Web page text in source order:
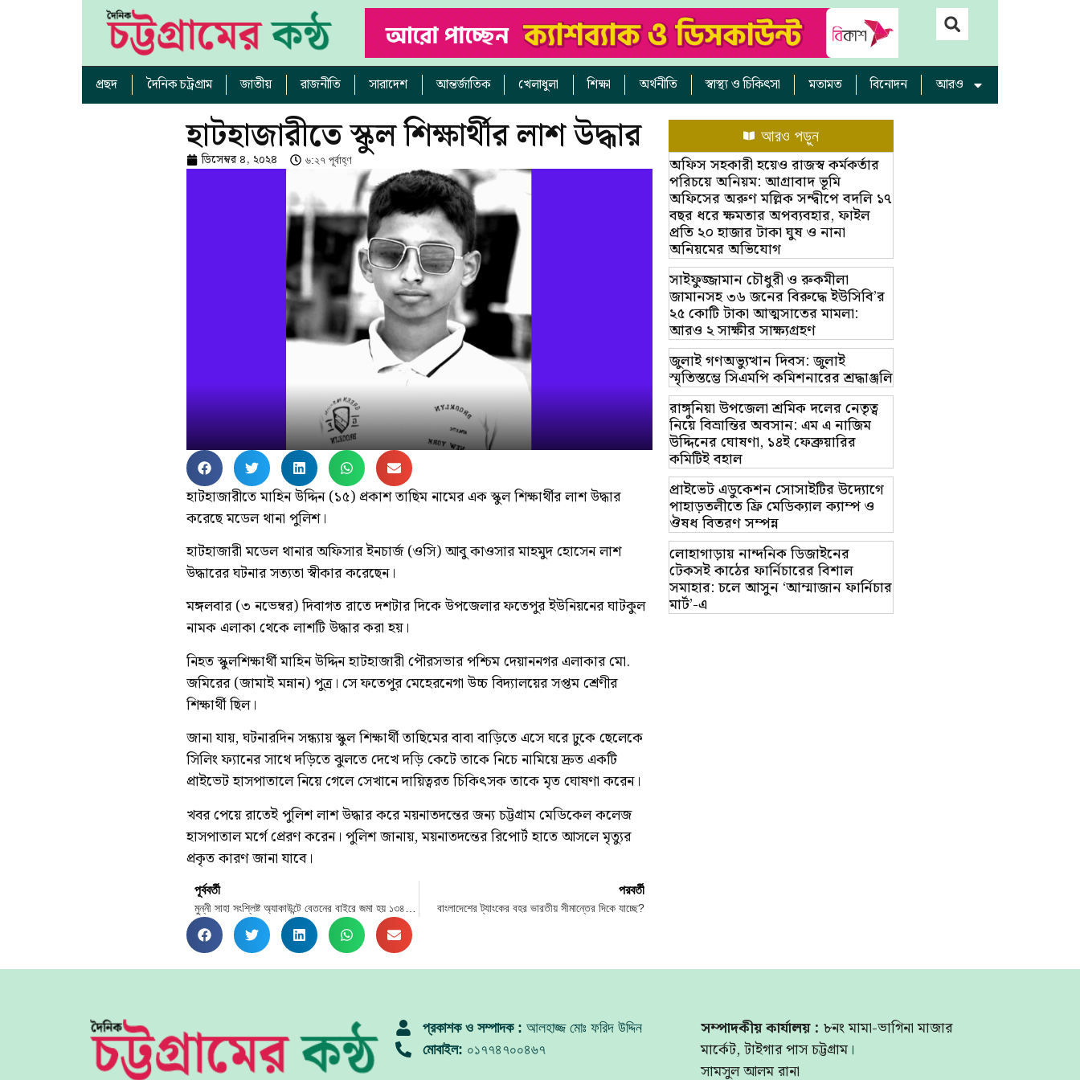
প্রছদ দৈনিক চট্রগ্রাম জাতীয় রাজনীতি সারাদেশ আন্তর্জাতিক খেলাধুলা শিক্ষা অর্থনীতি স্বাস্থ্য ও চিকিৎসা মতামত বিনোদন আরও
হাটহাজারীতে স্কুল শিক্ষার্থীর লাশ উদ্ধার
ডিসেম্বর ৪, ২০২৪ ৬:২৭ পূর্বাহ্ণ
হাটহাজারীতে মাহিন উদ্দিন (১৫) প্রকাশ তাছিম নামের এক স্কুল শিক্ষার্থীর লাশ উদ্ধার
করেছে মডেল থানা পুলিশ।
হাটহাজারী মডেল থানার অফিসার ইনচার্জ (ওসি) আবু কাওসার মাহমুদ হোসেন লাশ
উদ্ধারের ঘটনার সত্যতা স্বীকার করেছেন।
মঙ্গলবার (৩ নভেম্বর) দিবাগত রাতে দশটার দিকে উপজেলার ফতেপুর ইউনিয়নের ঘাটকুল
নামক এলাকা থেকে লাশটি উদ্ধার করা হয়।
নিহত স্কুলশিক্ষার্থী মাহিন উদ্দিন হাটহাজারী পৌরসভার পশ্চিম দেয়াননগর এলাকার মো.
জমিরের (জামাই মন্নান) পুত্র। সে ফতেপুর মেহেরনেগা উচ্চ বিদ্যালয়ের সপ্তম শ্রেণীর
শিক্ষার্থী ছিল।
জানা যায়, ঘটনারদিন সন্ধ্যায় স্কুল শিক্ষার্থী তাছিমের বাবা বাড়িতে এসে ঘরে ঢুকে ছেলেকে
সিলিং ফ্যানের সাথে দড়িতে ঝুলতে দেখে দড়ি কেটে তাকে নিচে নামিয়ে দ্রুত একটি
প্রাইভেট হাসপাতালে নিয়ে গেলে সেখানে দায়িত্বরত চিকিৎসক তাকে মৃত ঘোষণা করেন।
খবর পেয়ে রাতেই পুলিশ লাশ উদ্ধার করে ময়নাতদন্তের জন্য চট্টগ্রাম মেডিকেল কলেজ
হাসপাতাল মর্গে প্রেরণ করেন। পুলিশ জানায়, ময়নাতদন্তের রিপোর্ট হাতে আসলে মৃত্যুর
প্রকৃত কারণ জানা যাবে।
পূর্ববর্তী পরবর্তী
বাংলাদেশের ট্যাংকের বহর ভারতীয় সীমান্তের দিকে যাচ্ছে?
আরও পড়ুন
অফিস সহকারী হয়েও রাজস্ব কর্মকর্তার
পরিচয়ে অনিয়ম: আগ্রাবাদ ভূমি
অফিসের অরুণ মল্লিক সন্দ্বীপে বদলি ১৭
বছর ধরে ক্ষমতার অপব্যবহার, ফাইল
প্রতি ২০ হাজার টাকা ঘুষ ও নানা
অনিয়মের অভিযোগ
সাইফুজ্জামান চৌধুরী ও রুকমীলা
জামানসহ ৩৬ জনের বিরুদ্ধে ইউসিবি’র
২৫ কোটি টাকা আত্মসাতের মামলা:
আরও ২ সাক্ষীর সাক্ষ্যগ্রহণ
জুলাই গণঅভ্যুত্থান দিবস: জুলাই
স্মৃতিস্তম্ভে সিএমপি কমিশনারের শ্রদ্ধাঞ্জলি
রাঙ্গুনিয়া উপজেলা শ্রমিক দলের নেতৃত্ব
নিয়ে বিভ্রান্তির অবসান: এম এ নাজিম
উদ্দিনের ঘোষণা, ১৪ই ফেব্রুয়ারির
কমিটিই বহাল
প্রাইভেট এডুকেশন সোসাইটির উদ্যোগে
পাহাড়তলীতে ফ্রি মেডিক্যাল ক্যাম্প ও
ঔষধ বিতরণ সম্পন্ন
লোহাগাড়ায় নান্দনিক ডিজাইনের
টেকসই কাঠের ফার্নিচারের বিশাল
সমাহার: চলে আসুন ‘আম্মাজান ফার্নিচার
মার্ট’-এ
প্রকাশক ও সম্পাদক : আলহাজ্জ মোঃ ফরিদ উদ্দিন
মোবাইল: ০১৭৭৪৭০০৪৬৭
সম্পাদকীয় কার্যালয় : ৮নং মামা-ভাগিনা মাজার
মার্কেট, টাইগার পাস চট্টগ্রাম।
সামসুল আলম রানা